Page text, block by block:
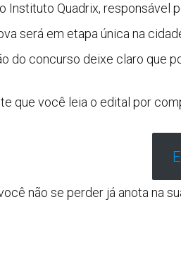
Instituto Quadrix, responsável
será em etapa única na
do concurso deixe claro que
que você leia o edital por
não se perder já anota na